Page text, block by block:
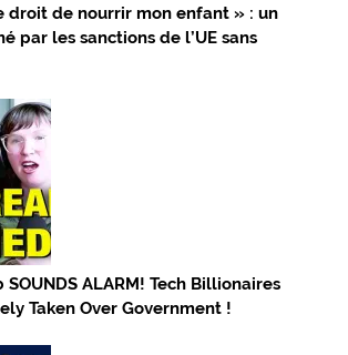
droit de nourrir mon enfant » : un
par les sanctions de l’UE sans
ALARM! Tech Billionaires
Taken Over Government !